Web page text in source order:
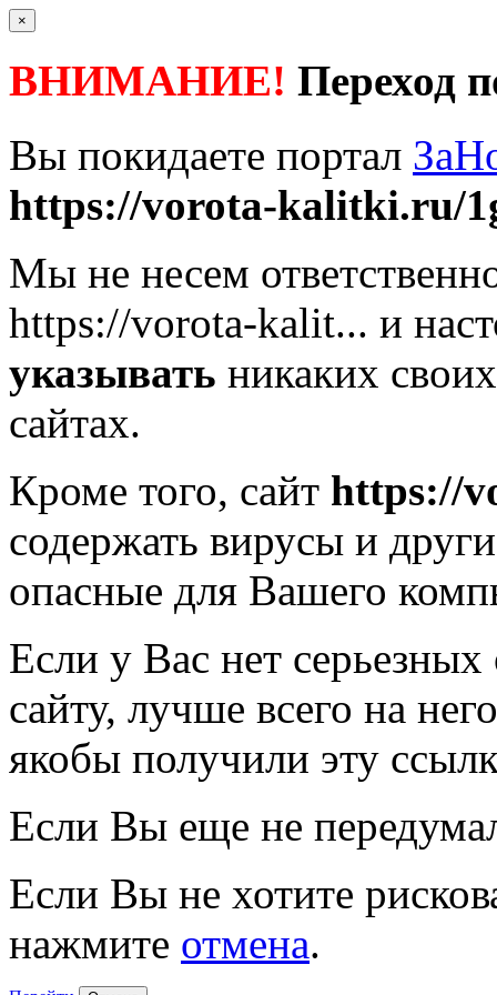
×
ВНИМАНИЕ! Переход
Вы покидаете портал
https://vorota-kalitki.ru/
Мы не несем
https://vorota-kalit... и
указывать никаких
сайтах.
Кроме того, сайт https://
содержать вирусы и
опасные для Вашего
Если у Вас нет
сайту, лучше всего на
якобы получили эту
Если Вы еще не
Если Вы не хотите
нажмите отмена.